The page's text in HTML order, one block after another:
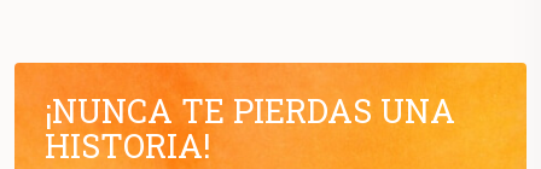
¡NUNCA TE PIERDAS UNA
HISTORIA!